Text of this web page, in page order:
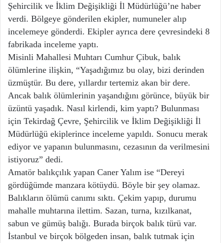
Şehircilik ve İklim Değişikliği İl Müdürlüğü’ne haber
verdi. Bölgeye gönderilen ekipler, numuneler alıp
incelemeye gönderdi. Ekipler ayrıca dere çevresindeki 8
fabrikada inceleme yaptı.
Misinli Mahallesi Muhtarı Cumhur Çibuk, balık
ölümlerine ilişkin, “Yaşadığımız bu olay, bizi derinden
üzmüştür. Bu dere, yıllardır tertemiz akan bir dere.
Ancak balık ölümlerinin yaşandığını görünce, büyük bir
üzüntü yaşadık. Nasıl kirlendi, kim yaptı? Bulunması
için Tekirdağ Çevre, Şehircilik ve İklim Değişikliği İl
Müdürlüğü ekiplerince inceleme yapıldı. Sonucu merak
ediyor ve yapanın bulunmasını, cezasının da verilmesini
istiyoruz” dedi.
Amatör balıkçılık yapan Caner Yalım ise “Dereyi
gördüğümde manzara kötüydü. Böyle bir şey olamaz.
Balıkların ölümü canımı sıktı. Çekim yapıp, durumu
mahalle muhtarına ilettim. Sazan, turna, kızılkanat,
sabun ve gümüş balığı. Burada birçok balık türü var.
İstanbul ve birçok bölgeden insan, balık tutmak için